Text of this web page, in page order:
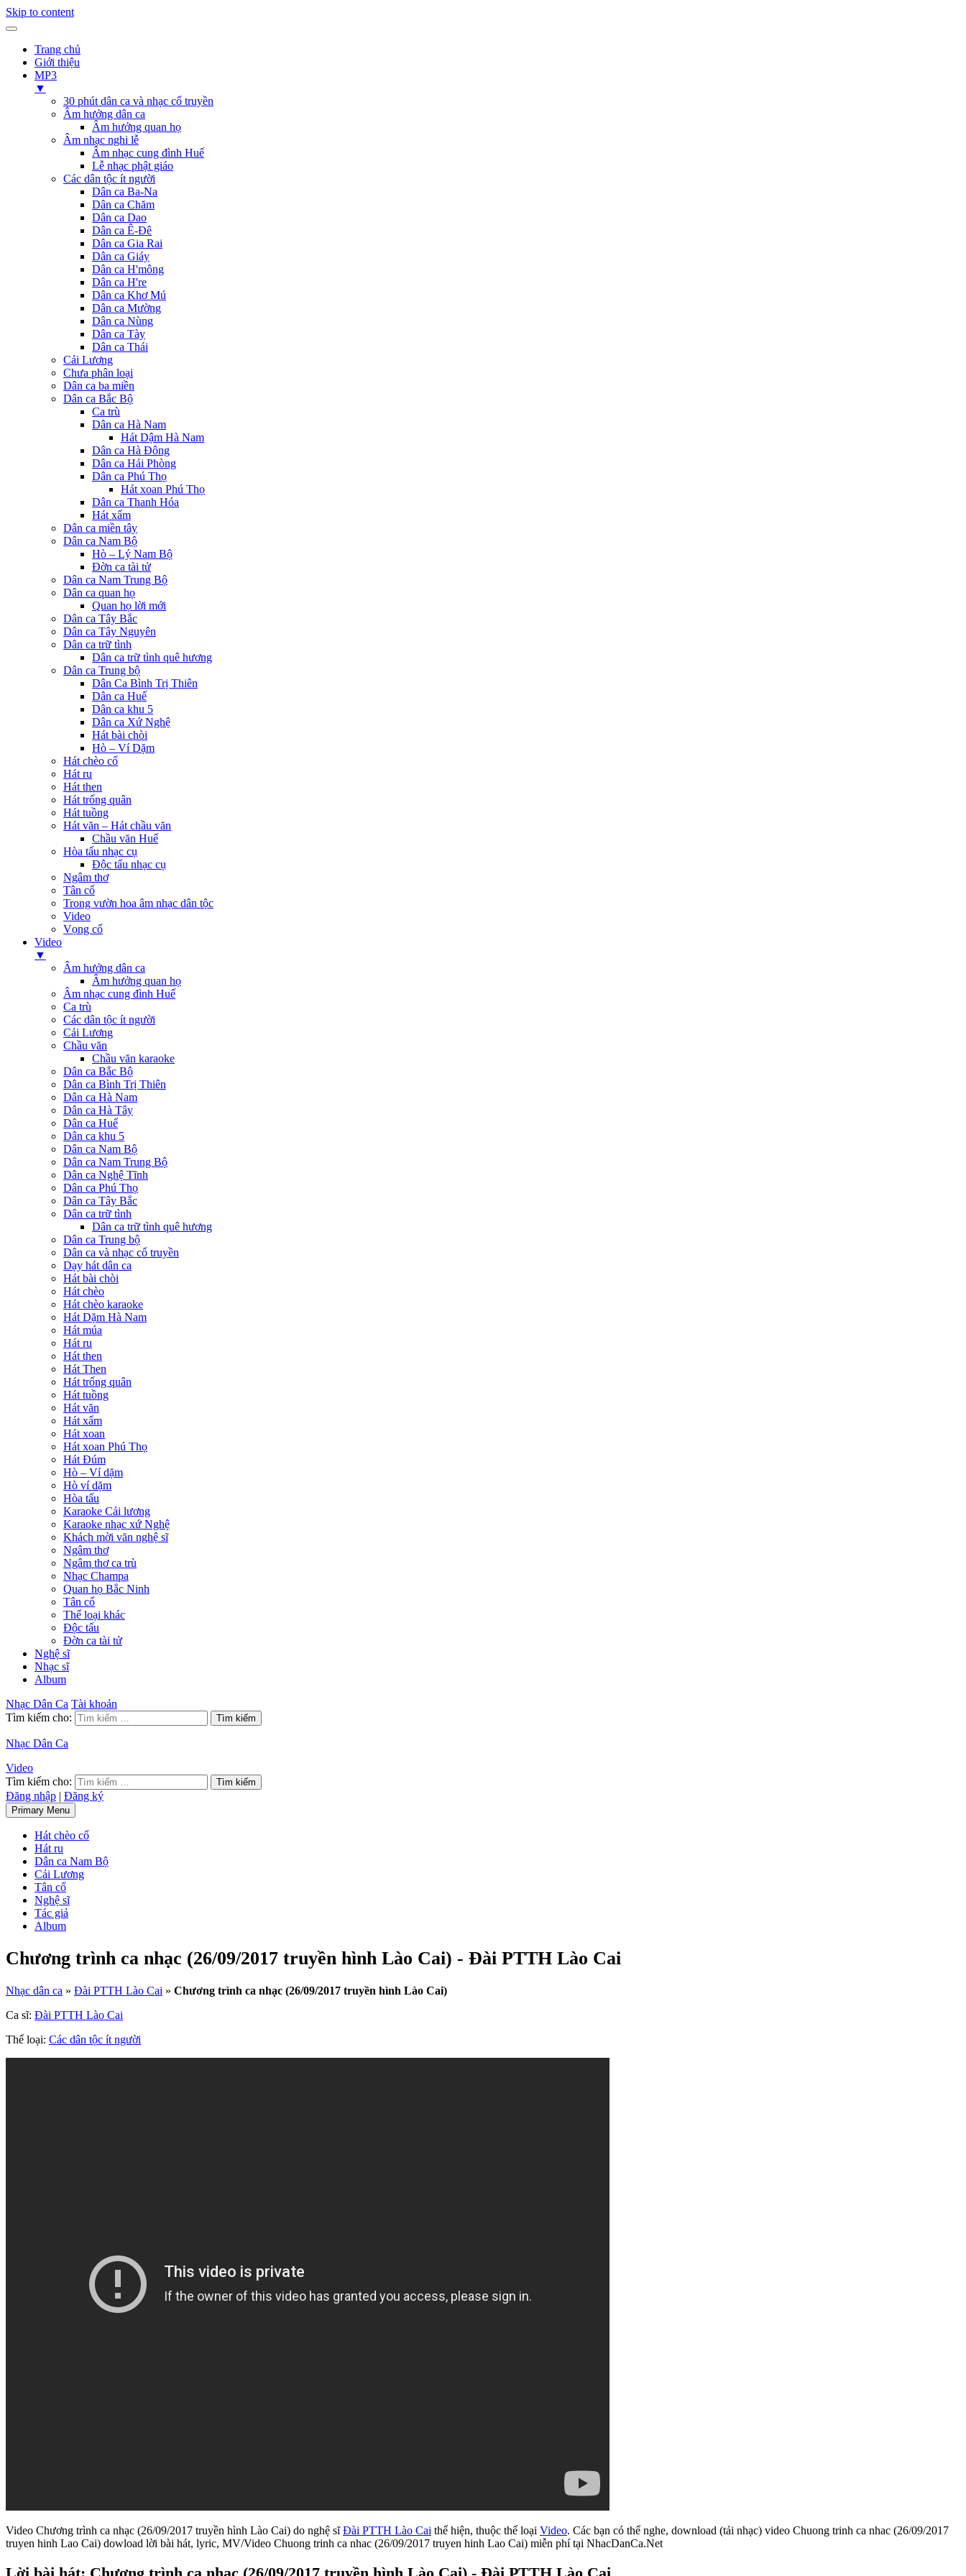
Skip to content
Trang chủ
Giới thiệu
MP3
▼
30 phút dân ca và nhạc cổ truyền
Âm hưởng dân ca
Âm hưởng quan họ
Âm nhạc nghi lễ
Âm nhạc cung đình Huế
Lễ nhạc phật giáo
Các dân tộc ít người
Dân ca Ba-Na
Dân ca Chăm
Dân ca Dao
Dân ca Ê-Đê
Dân ca Gia Rai
Dân ca Giáy
Dân ca H'mông
Dân ca H're
Dân ca Khơ Mú
Dân ca Mường
Dân ca Nùng
Dân ca Tày
Dân ca Thái
Cải Lương
Chưa phân loại
Dân ca ba miền
Dân ca Bắc Bộ
Ca trù
Dân ca Hà Nam
Hát Dậm Hà Nam
Dân ca Hà Đông
Dân ca Hải Phòng
Dân ca Phú Thọ
Hát xoan Phú Thọ
Dân ca Thanh Hóa
Hát xẩm
Dân ca miền tây
Dân ca Nam Bộ
Hò – Lý Nam Bộ
Đờn ca tài tử
Dân ca Nam Trung Bộ
Dân ca quan họ
Quan họ lời mới
Dân ca Tây Bắc
Dân ca Tây Nguyên
Dân ca trữ tình
Dân ca trữ tình quê hương
Dân ca Trung bộ
Dân Ca Bình Trị Thiên
Dân ca Huế
Dân ca khu 5
Dân ca Xứ Nghệ
Hát bài chòi
Hò – Ví Dặm
Hát chèo cổ
Hát ru
Hát then
Hát trống quân
Hát tuồng
Hát văn – Hát chầu văn
Chầu văn Huế
Hòa tấu nhạc cụ
Độc tấu nhạc cụ
Ngâm thơ
Tân cổ
Trong vườn hoa âm nhạc dân tộc
Video
Vọng cổ
Video
▼
Âm hưởng dân ca
Âm hưởng quan họ
Âm nhạc cung đình Huế
Ca trù
Các dân tộc ít người
Cải Lương
Chầu văn
Chầu văn karaoke
Dân ca Bắc Bộ
Dân ca Bình Trị Thiên
Dân ca Hà Nam
Dân ca Hà Tây
Dân ca Huế
Dân ca khu 5
Dân ca Nam Bộ
Dân ca Nam Trung Bộ
Dân ca Nghệ Tĩnh
Dân ca Phú Thọ
Dân ca Tây Bắc
Dân ca trữ tình
Dân ca trữ tình quê hương
Dân ca Trung bộ
Dân ca và nhạc cổ truyền
Dạy hát dân ca
Hát bài chòi
Hát chèo
Hát chèo karaoke
Hát Dặm Hà Nam
Hát múa
Hát ru
Hát then
Hát Then
Hát trống quân
Hát tuồng
Hát văn
Hát xẩm
Hát xoan
Hát xoan Phú Thọ
Hát Đúm
Hò – Ví dặm
Hò ví dặm
Hòa tấu
Karaoke Cải lương
Karaoke nhạc xứ Nghệ
Khách mời văn nghệ sĩ
Ngâm thơ
Ngâm thơ ca trù
Nhạc Champa
Quan họ Bắc Ninh
Tân cổ
Thể loại khác
Độc tấu
Đờn ca tài tử
Nghệ sĩ
Nhạc sĩ
Album
Nhạc Dân Ca Tài khoản
Tìm kiếm cho:
Nhạc Dân Ca
Video
Tìm kiếm cho:
Đăng nhập | Đăng ký
Primary Menu
Hát chèo cổ
Hát ru
Dân ca Nam Bộ
Cải Lương
Tân cổ
Nghệ sĩ
Tác giả
Album
Chương trình ca nhạc (26/09/2017 truyền hình Lào Cai) - Đài PTTH Lào Cai
Nhạc dân ca » Đài PTTH Lào Cai » Chương trình ca nhạc (26/09/2017 truyền hình Lào Cai)
Ca sĩ: Đài PTTH Lào Cai
Thể loại: Các dân tộc ít người
Video Chương trình ca nhạc (26/09/2017 truyền hình Lào Cai) do nghệ sĩĐài PTTH Lào Cai thể hiện, thuộc thể loại Video. Các bạn có thể nghe, download (tải nhạc) video Chuong trinh ca nhac (26/09/2017
truyen hinh Lao Cai) dowload lời bài hát, lyric, MV/Video Chuong trinh ca nhac (26/09/2017 truyen hinh Lao Cai) miễn phí tại NhacDanCa.Net